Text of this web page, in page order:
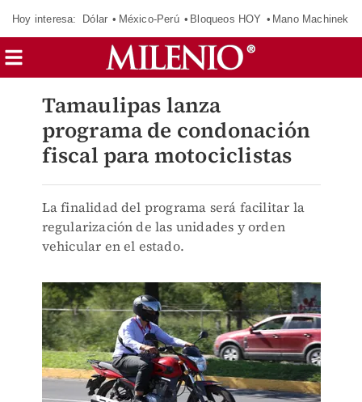
Hoy interesa: Dólar México-Perú Bloqueos HOY Mano Machinek
Tamaulipas lanza
programa de condonación
fiscal para motociclistas
La finalidad del programa será facilitar la
regularización de las unidades y orden
vehicular en el estado.